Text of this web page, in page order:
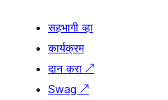
सहभागी व्हा
कार्यक्रम
दान करा ↗
Swag ↗